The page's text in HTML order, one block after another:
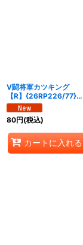
V闘将軍カツキング
【R】{26RP226/77}
《多》
80円(税込)
カートに入れる